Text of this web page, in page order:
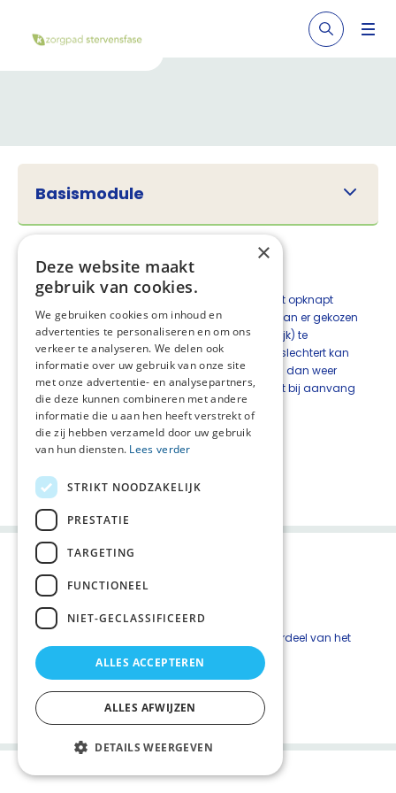
Basismodule
10 Staken
Soms komt het voor dat de patiënt onverwacht opknapt
tijdens de inzet van het zorgpad. In dat geval kan er gekozen
worden om het gebruik van het zorgpad (tijdelijk) te
staken. Wanneer de situatie van de patiënt verslechtert kan
op het zorgpad opnieuw worden gestart. Begin dan weer
bij deel 1 om opnieuw de situatie van de patiënt bij aanvang
van de stervensfase te (her)beoordelen.
Deel deze pagina:
De online basismodule en stappenplan zijn onderdeel van het
Zorgpad Stervensfase
×
Deze website maakt
gebruik van cookies.
We gebruiken cookies om inhoud en
advertenties te personaliseren en om ons
verkeer te analyseren. We delen ook
informatie over uw gebruik van onze site
met onze advertentie- en analysepartners,
die deze kunnen combineren met andere
informatie die u aan hen heeft verstrekt of
die zij hebben verzameld door uw gebruik
van hun diensten. Lees verder
STRIKT NOODZAKELIJK
PRESTATIE
TARGETING
FUNCTIONEEL
NIET-GECLASSIFICEERD
ALLES ACCEPTEREN
ALLES AFWIJZEN
DETAILS WEERGEVEN